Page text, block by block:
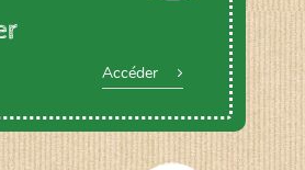
Accéder